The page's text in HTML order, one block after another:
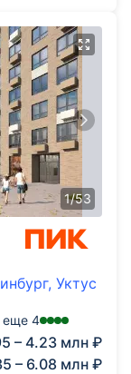
1/53
Уктус
еще 4
– 4.23 млн ₽
– 6.08 млн ₽